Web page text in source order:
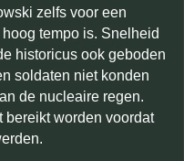
zelfs voor een
tempo is. Snelheid
historicus ook geboden
soldaten niet konden
de nucleaire regen.
bereikt worden voordat